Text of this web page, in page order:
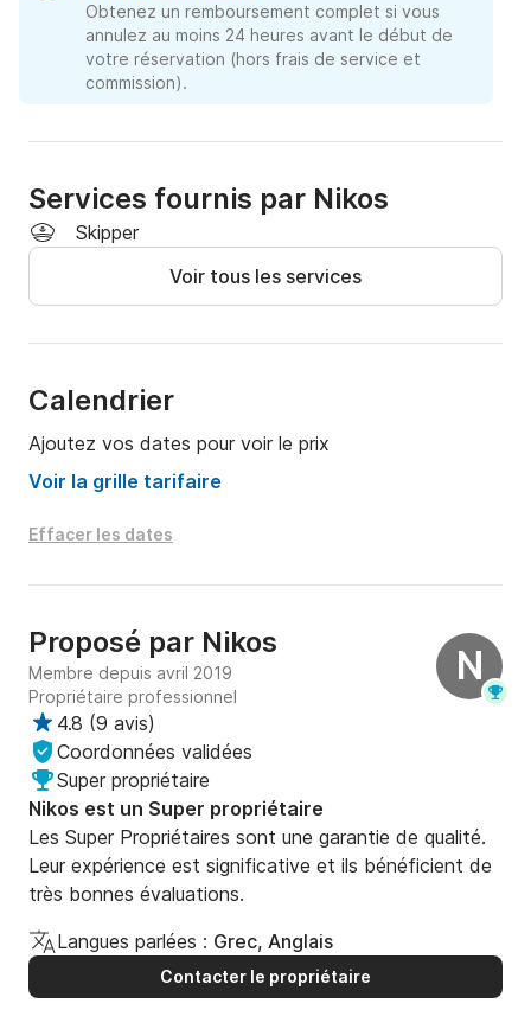
Obtenez un remboursement complet si vous
annulez au moins 24 heures avant le début de
votre réservation (hors frais de service et
commission).
Services fournis par Nikos
Skipper
Voir tous les services
Calendrier
Ajoutez vos dates pour voir le prix
Voir la grille tarifaire
Effacer les dates
N
Proposé par Nikos
Membre depuis avril 2019
Propriétaire professionnel
4.8 (9 avis)
Coordonnées validées
Super propriétaire
Nikos est un Super propriétaire
Les Super Propriétaires sont une garantie de qualité.
Leur expérience est significative et ils bénéficient de
très bonnes évaluations.
Langues parlées : Grec, Anglais
Contacter le propriétaire